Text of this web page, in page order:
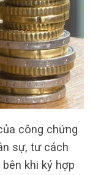
công chứng
sự, tư cách
khi ký hợp